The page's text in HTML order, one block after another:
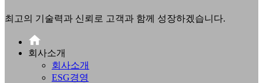
최고의 기술력과 신뢰로 고객과 함께 성장하겠습니다.
회사소개
회사소개
ESG경영